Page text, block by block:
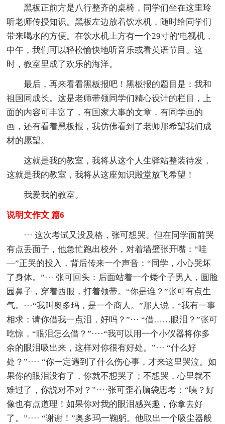
黑板正前方是八行整齐的桌椅，同学们坐在这里玲
听老师传授知识。黑板左边放着饮水机，随时给同学们
带来喝水的方便。在饮水机上方有一个29寸的'电视机，
中午，我们可以轻松愉快地听音乐或看英语节目。这
时，教室里成了欢乐的海洋。
最后，再来看看黑板报吧！黑板报的题目是：我和
祖国同成长。这是老师带领同学们精心设计的栏目，上
面的内容可丰富了，有国家大事的文章，有同学画的
画，还有看着黑板报，我仿佛看到了老师那希望我们成
材的愿望。
这就是我的教室，我将从这个人生驿站整装待发，
这就是我的教室，我将从这座知识殿堂放飞希望！
我爱我的教室。
说明文作文 篇6
··· 这次考试又没及格，张可想哭。但在同学面前哭
有点丢面子，他急忙跑出校外，对着墙壁张开嘴：“哇
—”正哭的投入，背后传来一个声音：“同学，小心哭坏
了身体。”··· 张可回头：后面站着一个矮个子男人，圆脸
园鼻子，穿着西服，打着领带。“你是谁？”张可有点生
气。···“我叫奥多玛，是一个商人。”那人说，“我有一事
相求：请你借我一点泪，好吗？”··· “借……眼泪？”张可
吃惊，“眼泪怎么借？”····“我可以用一个小仪器将你多
余的眼泪吸出来，这样对你很有好处。”··· “什么好
处？”···· “你一定遇到了什么伤心事，才来这里哭泣。如
果你的眼泪没有了，你就不想哭了；不想哭，心里就不
难过了，你説对不对？”····张可歪着脑袋思考：“咦？好
像也有点道理！如果你对我的眼泪感兴趣，你拿去好
了。”···· “谢谢！”奥多玛一鞠躬。他取出一个吸尘器般